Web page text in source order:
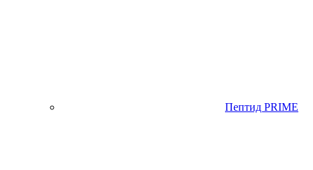
Пептид PRIME